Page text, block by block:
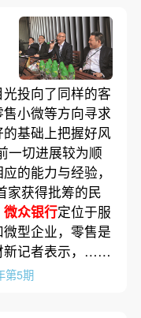
投向了同样的客
小微等方向寻求
基础上把握好风
一切进展较为顺
的能力与经验，
家获得批筹的民
微众银行定位于服
型企业，零售是
新记者表示，……
第5期